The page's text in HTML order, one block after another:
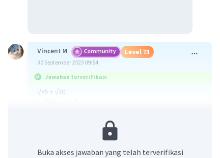
Vincent M Community Level 73
30 September 2023 09:54
Jawaban terverifikasi
√45 + √20
Buka akses jawaban yang telah terverifikasi